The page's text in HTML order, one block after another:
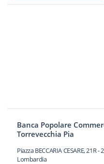
Banca Popolare
Torrevecchia Pia
Piazza BECCARIA CESARE, 21R-
Lombardia